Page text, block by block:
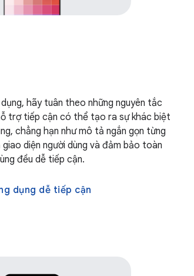
hãy tuân theo những nguyên tắc
trợ tiếp cận có thể tạo ra sự khác biệt
chẳng hạn như mô tả ngắn gọn từng
diện người dùng và đảm bảo toàn
đều dễ tiếp cận.
dụng dễ tiếp cận